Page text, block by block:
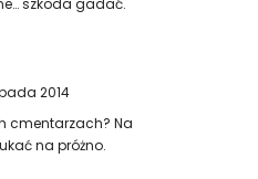
szkoda gadać.
2014
cmentarzach? Na
na próżno.